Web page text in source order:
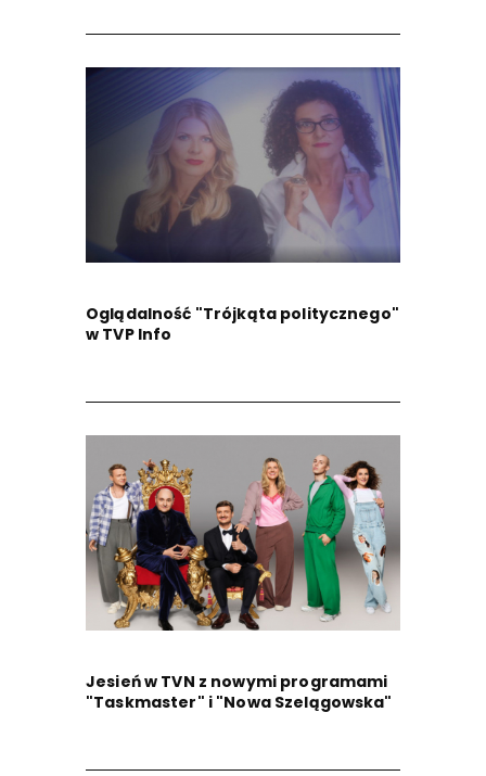
Oglądalność "Trójkąta politycznego"
w TVP Info
Jesień w TVN z nowymi programami
"Taskmaster" i "Nowa Szelągowska"